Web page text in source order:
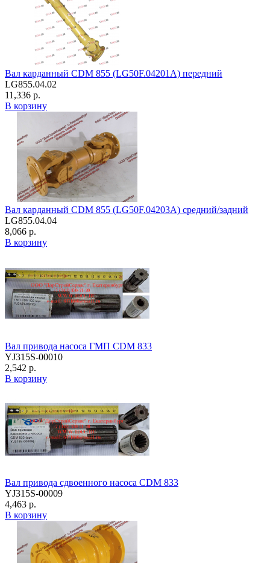
Вал карданный CDM 855 (LG50F.04201A) передний
LG855.04.02
11,336 р.
В корзину
Вал карданный CDM 855 (LG50F.04203A) средний/задний
LG855.04.04
8,066 р.
В корзину
Вал привода насоса ГМП CDM 833
YJ315S-00010
2,542 р.
В корзину
Вал привода сдвоенного насоса CDM 833
YJ315S-00009
4,463 р.
В корзину